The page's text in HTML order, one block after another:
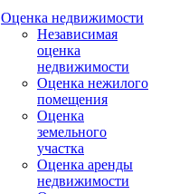
Оценка недвижимости
Независимая
оценка
недвижимости
Оценка нежилого
помещения
Оценка
земельного
участка
Оценка аренды
недвижимости